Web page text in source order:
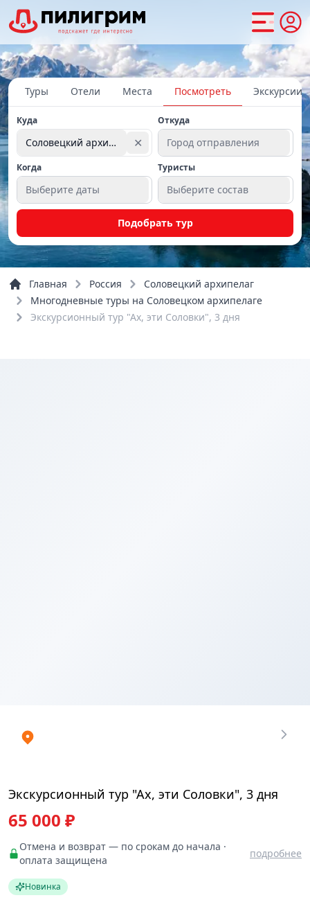
Туры Отели Места Посмотреть Экскурсии
Куда
Соловецкий архипелаг✕
Откуда
Город отправления
Когда
Выберите даты
Туристы
Выберите состав
Подобрать тур
Главная Россия
Соловецкий архипелаг
Многодневные туры на Соловецком архипелаге
Экскурсионный тур "Ах, эти Соловки", 3 дня
Экскурсионный тур "Ах, эти Соловки", 3 дня
65 000 ₽
Отмена и возврат — по срокам до начала ·
оплата защищена
подробнее
Новинка